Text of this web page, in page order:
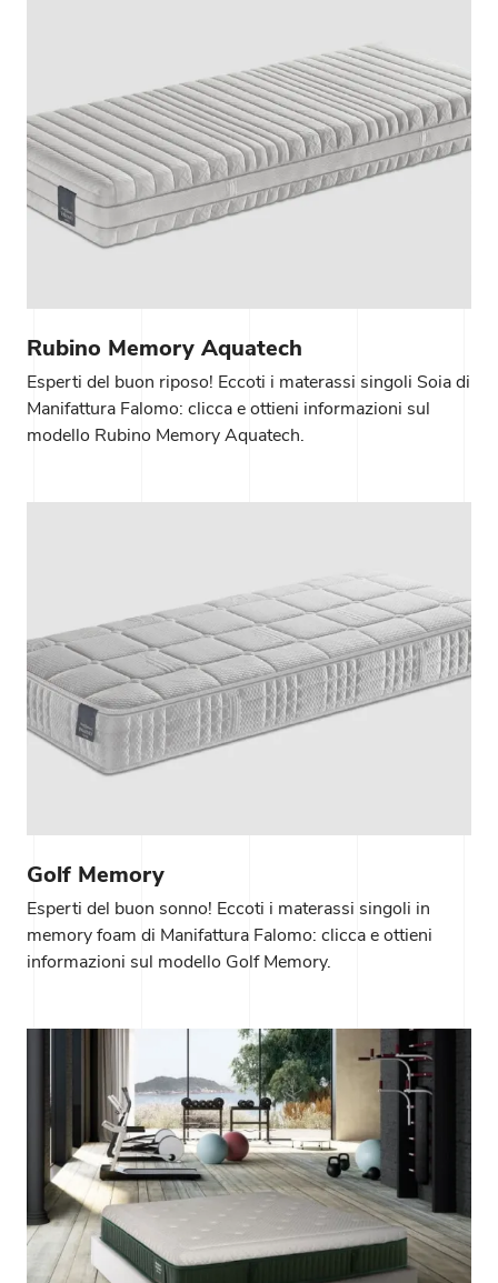
Rubino Memory Aquatech
Esperti del buon riposo! Eccoti i materassi singoli Soia di
Manifattura Falomo: clicca e ottieni informazioni sul
modello Rubino Memory Aquatech.
Golf Memory
Esperti del buon sonno! Eccoti i materassi singoli in
memory foam di Manifattura Falomo: clicca e ottieni
informazioni sul modello Golf Memory.